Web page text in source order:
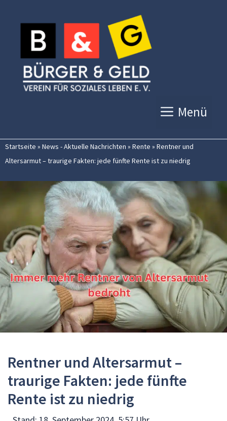
Inhalt
springen
Menü
Startseite » News - Aktuelle Nachrichten » Rente » Rentner und
Altersarmut – traurige Fakten: jede fünfte Rente ist zu niedrig
Rentner und Altersarmut –
traurige Fakten: jede fünfte
Rente ist zu niedrig